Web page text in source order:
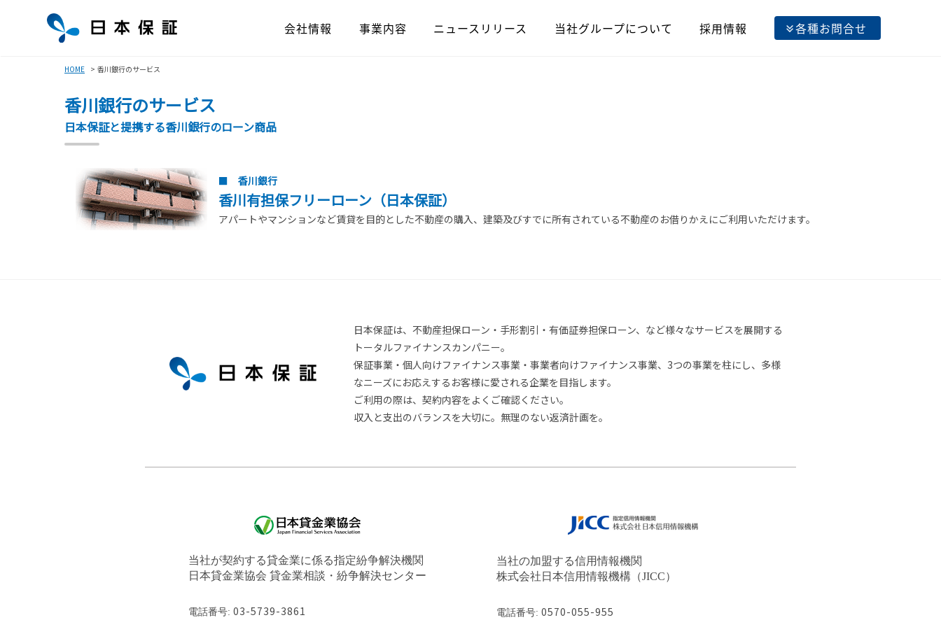
会社情報 事業内容 ニュースリリース 当社グループについて 採用情報 各種お問合せ
HOME 香川銀行のサービス
香川銀行のサービス
日本保証と提携する香川銀行のローン商品
香川銀行
香川有担保フリーローン（日本保証）
アパートやマンションなど賃貸を目的とした不動産の購入、建築及びすでに所有されている不動産のお借りかえにご利用いただけます。
日本保証は、不動産担保ローン・手形割引・有価証券担保ローン、など様々なサービスを展開する
トータルファイナンスカンパニー。
保証事業・個人向けファイナンス事業・事業者向けファイナンス事業、3つの事業を柱にし、多様
なニーズにお応えするお客様に愛される企業を目指します。
ご利用の際は、契約内容をよくご確認ください。
収入と支出のバランスを大切に。無理のない返済計画を。
当社が契約する貸金業に係る指定紛争解決機関
日本貸金業協会 貸金業相談・紛争解決センター
電話番号:03-5739-3861
当社の加盟する信用情報機関
株式会社日本信用情報機構（JICC）
電話番号:0570-055-955